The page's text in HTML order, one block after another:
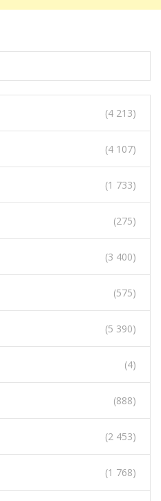
(4 213)
(4 107)
(1 733)
(275)
(3 400)
(575)
(5 390)
(4)
(888)
(2 453)
(1 768)